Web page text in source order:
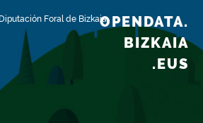
Diputación Foral de BizkaiaOPENDATA.
BIZKAIA
.EUS